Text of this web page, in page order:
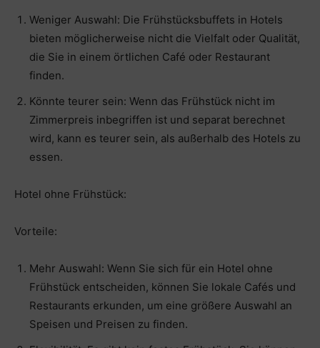
Weniger Auswahl: Die Frühstücksbuffets in Hotels
bieten möglicherweise nicht die Vielfalt oder Qualität,
die Sie in einem örtlichen Café oder Restaurant
finden.
Könnte teurer sein: Wenn das Frühstück nicht im
Zimmerpreis inbegriffen ist und separat berechnet
wird, kann es teurer sein, als außerhalb des Hotels zu
essen.
Hotel ohne Frühstück:
Vorteile:
Mehr Auswahl: Wenn Sie sich für ein Hotel ohne
Frühstück entscheiden, können Sie lokale Cafés und
Restaurants erkunden, um eine größere Auswahl an
Speisen und Preisen zu finden.